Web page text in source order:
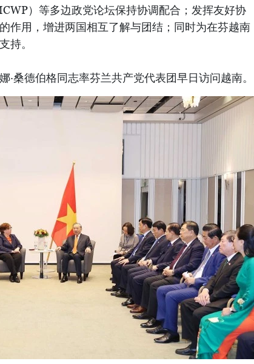
）等多边政党论坛保持协调配合；发挥友好协
作用，增进两国相互了解与团结；同时为在芬越南
持。
·桑德伯格同志率芬兰共产党代表团早日访问越南。